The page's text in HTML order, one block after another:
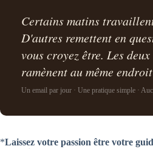
Certains matins
D'autres remettent en
vous croyez être. Les deux
ramènent au même
Un email par jour · Une pratique simple ·
*Laissez votre passion être votre